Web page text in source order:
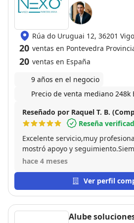
Rúa do Uruguai 12, 36201 Vigo
20 ventas en Pontevedra
20 ventas en España
9 años en el negocio
Precio de venta mediano 248k
Reseñado por Raquel T. B.
Reseña
Excelente servicio,muy
mostró apoyo y
proceso de compra tanto con el
hace 4 meses
Ver perfil
Alube